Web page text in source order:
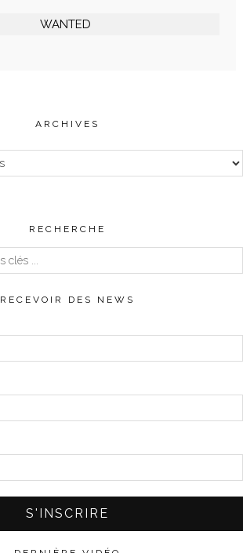
WANTED
ARCHIVES
RECHERCHE
RECEVOIR DES NEWS